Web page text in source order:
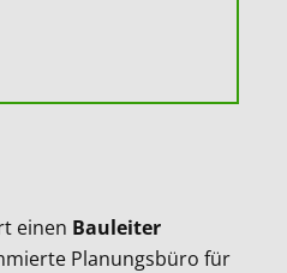
einen Bauleiter
Planungsbüro für